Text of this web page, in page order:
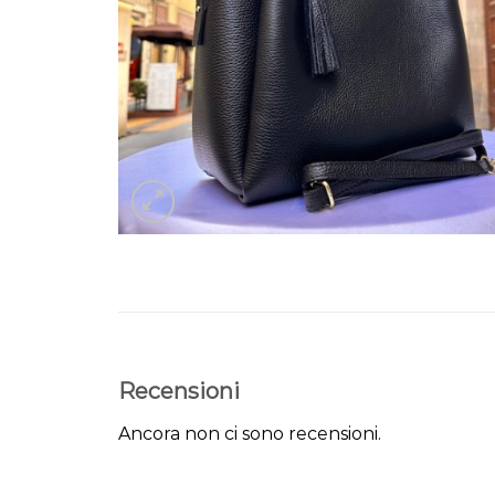
Recensioni
Ancora non ci sono recensioni.